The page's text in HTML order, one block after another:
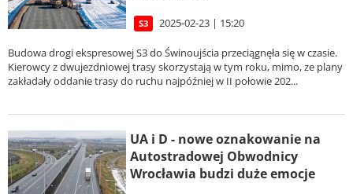
S3 2025-02-23 | 15:20
Budowa drogi ekspresowej S3 do Świnoujścia przeciągnęła się w czasie.
Kierowcy z dwujezdniowej trasy skorzystają w tym roku, mimo, ze plany
zakładały oddanie trasy do ruchu najpóźniej w II połowie 202...
UA i D - nowe oznakowanie na
Autostradowej Obwodnicy
Wrocławia budzi duże emocje